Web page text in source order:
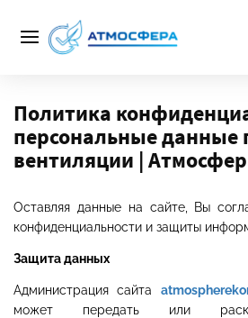
Политика
персональные данные
вентиляции |
Оставляя данные на сайте, Вы
конфиденциальности и защиты
Защита данных
Администрация сайта
может передать или